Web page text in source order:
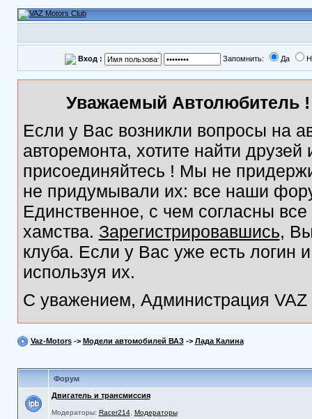
Вход : Запомнить: Да
Уважаемый Автолюбитель
Если у Вас возникли вопросы на
авторемонта, хотите найти
присоединяйтесь ! Мы не
не придумывали их: все наши
Единственное, с чем согласны
хамства. Зарегистрировавшись,
клуба. Если у Вас уже есть логин
используя их.
С уважением, Администрация VAZ
Vaz-Motors-> Модели автомобилей ВАЗ-> Лада Калина
Форум
Двигатель и трансмиссия
Модераторы: Racer214, Модераторы